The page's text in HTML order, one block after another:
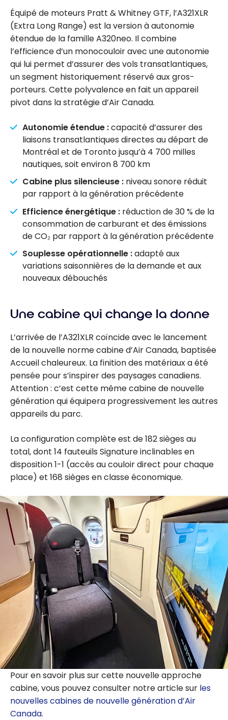
Équipé de moteurs Pratt & Whitney GTF, l’A321XLR
(Extra Long Range) est la version à autonomie
étendue de la famille A320neo. Il combine
l’efficience d’un monocouloir avec une autonomie
qui lui permet d’assurer des vols transatlantiques,
un segment historiquement réservé aux gros-
porteurs. Cette polyvalence en fait un appareil
pivot dans la stratégie d’Air Canada.
Autonomie étendue :capacité d’assurer des
liaisons transatlantiques directes au départ de
Montréal et de Toronto jusqu’à 4 700 milles
nautiques, soit environ 8 700 km
Cabine plus silencieuse : niveau sonore réduit
par rapport à la génération précédente
Efficience énergétique : réduction de 30 % de la
consommation de carburant et des émissions
de CO₂ par rapport à la génération précédente
Souplesse opérationnelle :adapté aux
variations saisonnières de la demande et aux
nouveaux débouchés
Une cabine qui change la donne
L’arrivée de l’A321XLR coïncide avec le lancement
de la nouvelle norme cabine d’Air Canada, baptisée
Accueil chaleureux. La finition des matériaux a été
pensée pour s’inspirer des paysages canadiens.
Attention : c’est cette même cabine de nouvelle
génération qui équipera progressivement les autres
appareils du parc.
La configuration complète est de 182 sièges au
total, dont 14 fauteuils Signature inclinables en
disposition 1-1 (accès au couloir direct pour chaque
place) et 168 sièges en classe économique.
Pour en savoir plus sur cette nouvelle approche
cabine, vous pouvez consulter notre article sur les
nouvelles cabines de nouvelle génération d’Air
Canada.